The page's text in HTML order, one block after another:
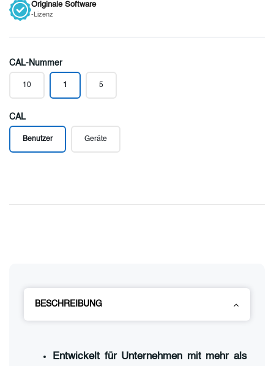
Originale Software
-Lizenz
CAL-Nummer
10 1 5
CAL
Benutzer Geräte
BESCHREIBUNG
Entwickelt für Unternehmen mit mehr als